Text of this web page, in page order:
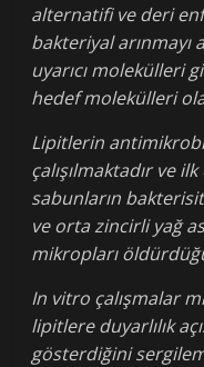
alternatifi ve deri
bakteriyal arınmayı
uyarıcı molekülleri
hedef molekülleri
Lipitlerin
çalışılmaktadır ve
sabunların
ve orta zincirli yağ
mikropları
In vitro çalışmalar
lipitlere duyarlılık
gösterdiğini